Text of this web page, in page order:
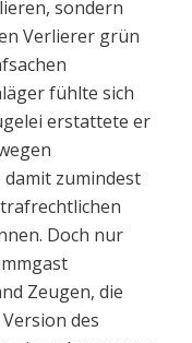
sondern
Verlierer grün
fühlte sich
erstattete er
zumindest
Doch nur
Zeugen, die
des